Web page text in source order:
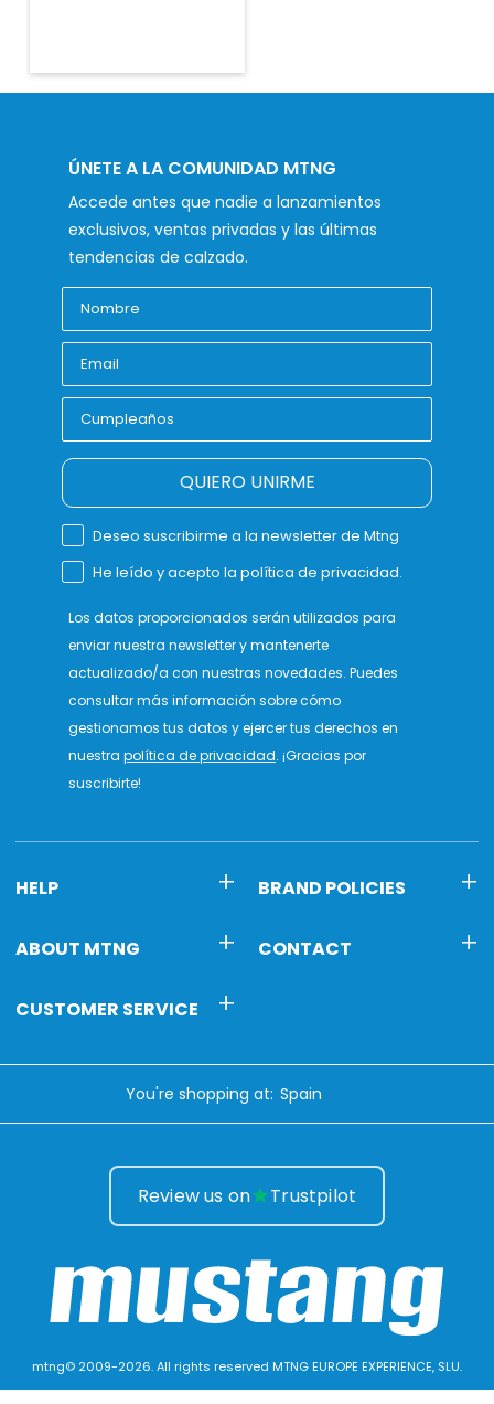
ÚNETE A LA COMUNIDAD MTNG
Accede antes que nadie a lanzamientos
exclusivos, ventas privadas y las últimas
tendencias de calzado.
QUIERO UNIRME
Deseo suscribirme a la newsletter de Mtng
He leído y acepto la política de privacidad.
Los datos proporcionados serán utilizados para
enviar nuestra newsletter y mantenerte
actualizado/a con nuestras novedades. Puedes
consultar más información sobre cómo
gestionamos tus datos y ejercer tus derechos en
nuestra política de privacidad. ¡Gracias por
suscribirte!
HELP BRAND POLICIES
ABOUT MTNG CONTACT
CUSTOMER SERVICE
You're shopping at:
Review us on Trustpilot
mtng© 2009-2026. All rights reserved MTNG EUROPE EXPERIENCE, SLU.